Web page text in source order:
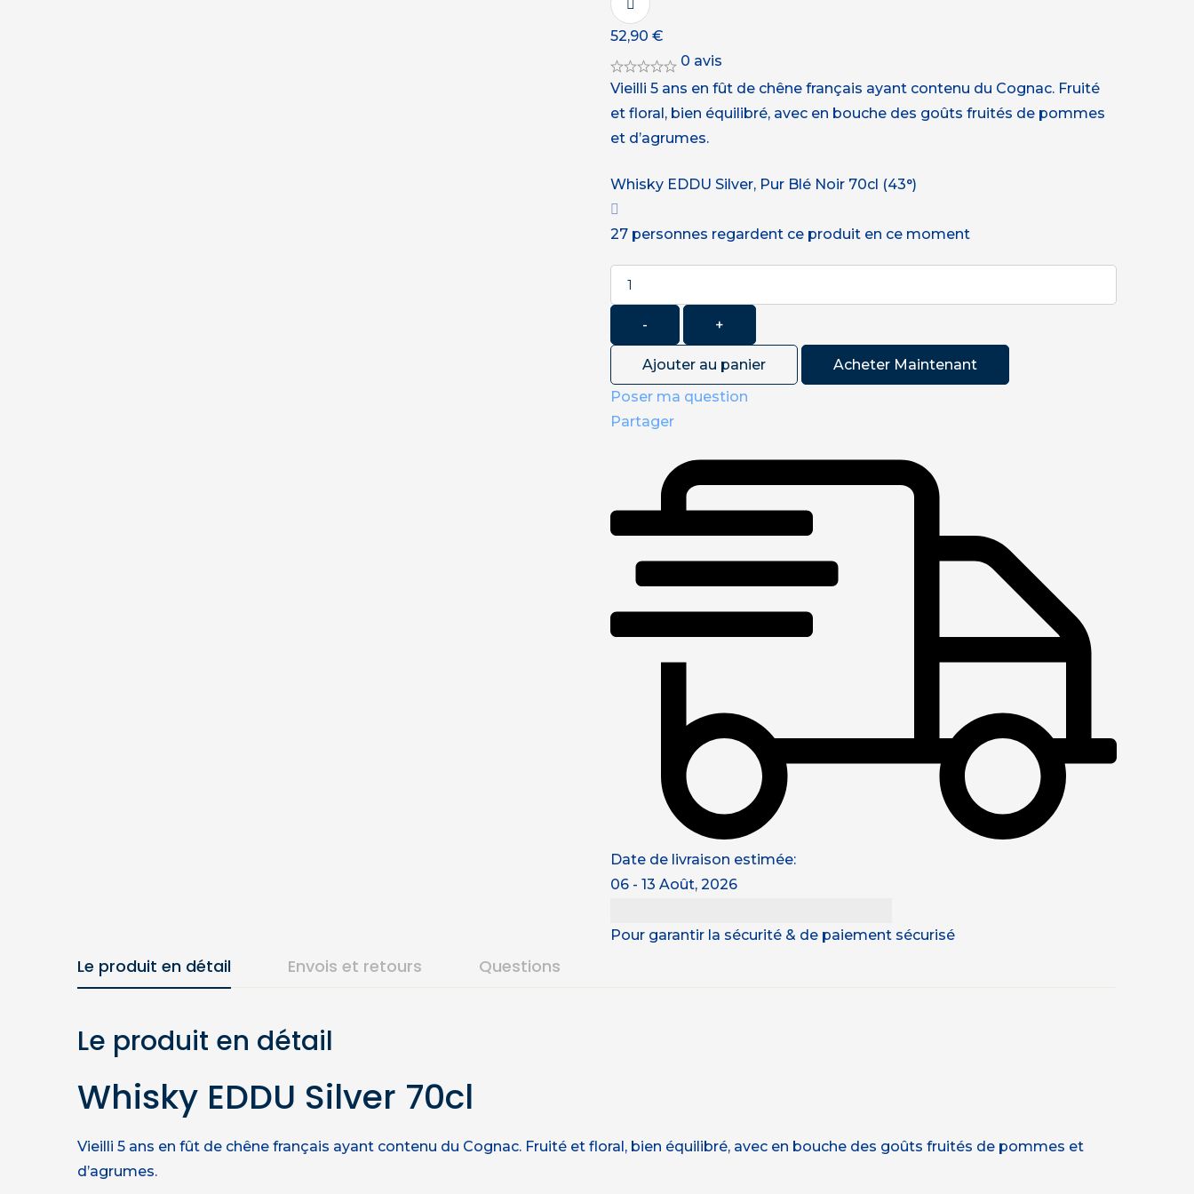
52,90 €
0 avis
Vieilli 5 ans en fût de chêne français ayant contenu du Cognac. Fruité
et floral, bien équilibré, avec en bouche des goûts fruités de pommes
et d’agrumes.
Whisky EDDU Silver, Pur Blé Noir 70cl (43°)
27 personnes regardent ce produit en ce moment
Quantité
- +
Ajouter au panier
Acheter Maintenant
Poser ma question
Partager
Date de livraison estimée:
06 - 13 Août, 2026
Pour garantir la sécurité & de paiement sécurisé
Le produit en détail Envois et retours Questions
Le produit en détail
Whisky EDDU Silver 70cl
Vieilli 5 ans en fût de chêne français ayant contenu du Cognac. Fruité et floral, bien équilibré, avec en bouche des goûts fruités de pommes et
d’agrumes.